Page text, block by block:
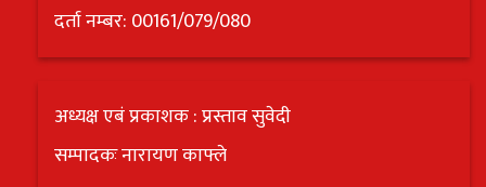
दर्ता नम्बर: 00161/079/080
अध्यक्ष एबं प्रकाशक : प्रस्ताव सुवेदी
सम्पादकः नारायण काफ्ले